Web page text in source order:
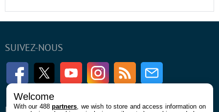
SUIVEZ-NOUS
FacebookTwitter Youtube InstagramRSS Newsletter
Welcome
With our 488partners , we wish to store and access information on